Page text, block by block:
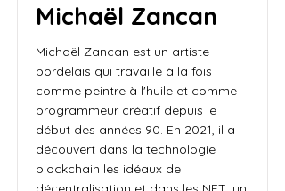
Michaël Zancan
Michaël Zancan est un artiste
bordelais qui travaille à la fois
comme peintre à l'huile et comme
programmeur créatif depuis le
début des années 90. En 2021, il a
découvert dans la technologie
blockchain les idéaux de